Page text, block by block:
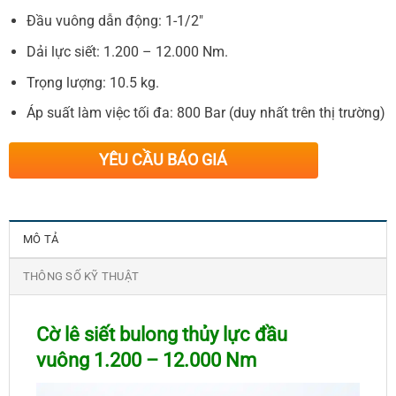
Đầu vuông dẫn động: 1-1/2″
Dải lực siết: 1.200 – 12.000 Nm.
Trọng lượng: 10.5 kg.
Áp suất làm việc tối đa: 800 Bar (duy nhất trên thị trường)
YÊU CẦU BÁO GIÁ
MÔ TẢ
THÔNG SỐ KỸ THUẬT
Cờ lê siết bulong thủy lực đầu
vuông1.200 – 12.000 Nm